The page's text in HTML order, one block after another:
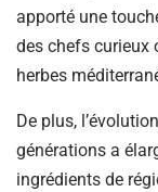
apporté une
des chefs curieux
herbes
De plus,
générations a
ingrédients de